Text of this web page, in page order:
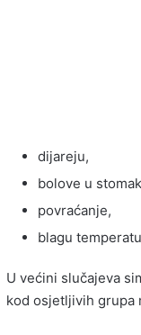
dijareju,
bolove u
povraćanje,
blagu
U većini slučajeva
kod osjetljivih grupa